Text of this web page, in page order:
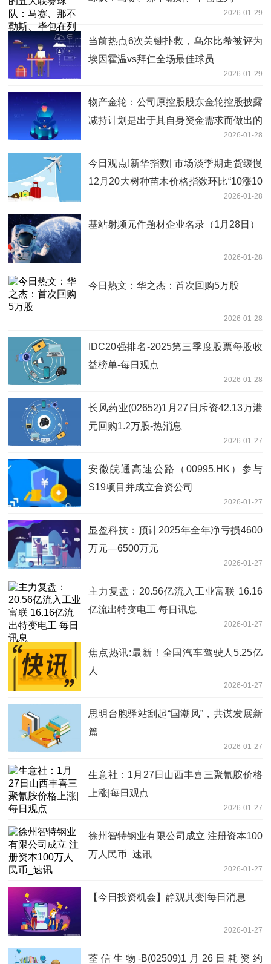
2026-01-29
当前热点6次关键扑救，乌尔比希被评为
埃因霍温vs拜仁全场最佳球员
2026-01-29
物产金轮：公司原控股股东金轮控股披露
减持计划是出于其自身资金需求而做出的
2026-01-28
今日观点!新华指数| 市场淡季期走货缓慢
12月20大树种苗木价格指数环比“10涨10
2026-01-28
基站射频元件题材企业名录（1月28日）
2026-01-28
今日热文：华之杰：首次回购5万股
2026-01-28
IDC20强排名-2025第三季度股票每股收
益榜单-每日观点
2026-01-28
长风药业(02652)1月27日斥资42.13万港
元回购1.2万股-热消息
2026-01-27
安徽皖通高速公路（00995.HK）参与
S19项目并成立合资公司
2026-01-27
显盈科技：预计2025年全年净亏损4600
万元—6500万元
2026-01-27
主力复盘：20.56亿流入工业富联 16.16
亿流出特变电工 每日讯息
2026-01-27
焦点热讯:最新！全国汽车驾驶人5.25亿
人
2026-01-27
思明台胞驿站刮起“国潮风”，共谋发展新
篇
2026-01-27
生意社：1月27日山西丰喜三聚氰胺价格
上涨|每日观点
2026-01-27
徐州智特钢业有限公司成立 注册资本100
万人民币_速讯
2026-01-27
【今日投资机会】静观其变|每日消息
2026-01-27
荃信生物-B(02509)1月26日耗资约